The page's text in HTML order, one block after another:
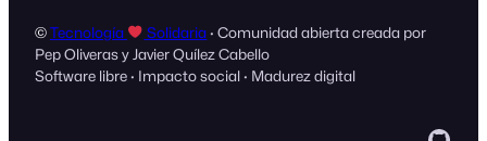
©Tecnología Solidaria· Comunidad abierta creada por
Pep Oliveras y Javier Quílez Cabello
Software libre · Impacto social · Madurez digital